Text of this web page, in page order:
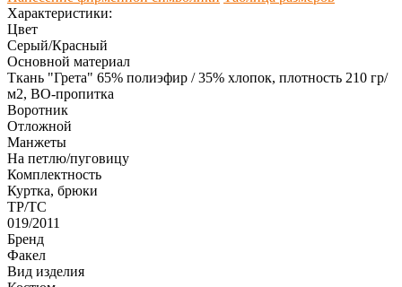
Характеристики:
Цвет
Серый/Красный
Основной материал
Ткань "Грета" 65% полиэфир / 35% хлопок, плотность 210 гр/
м2, ВО-пропитка
Воротник
Отложной
Манжеты
На петлю/пуговицу
Комплектность
Куртка, брюки
ТР/ТС
019/2011
Бренд
Факел
Вид изделия